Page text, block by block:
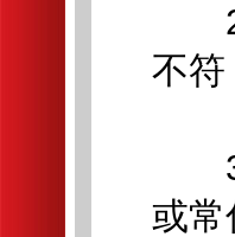
2.
不符
3.
或常